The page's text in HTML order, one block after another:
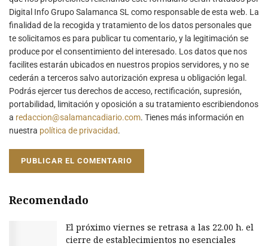
Digital Info Grupo Salamanca SL como responsable de esta web. La
finalidad de la recogida y tratamiento de los datos personales que
te solicitamos es para publicar tu comentario, y la legitimación se
produce por el consentimiento del interesado. Los datos que nos
facilites estarán ubicados en nuestros propios servidores, y no se
cederán a terceros salvo autorización expresa u obligación legal.
Podrás ejercer tus derechos de acceso, rectificación, supresión,
portabilidad, limitación y oposición a su tratamiento escribiendonos
a redaccion@salamancadiario.com. Tienes más información en
nuestra política de privacidad.
Recomendado
El próximo viernes se retrasa a las 22.00 h. el
cierre de establecimientos no esenciales